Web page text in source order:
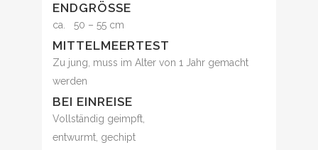
ENDGRÖSSE
ca. 50 – 55 cm
MITTELMEERTEST
Zu jung, muss im Alter von 1 Jahr gemacht
werden
BEI EINREISE
Vollständig geimpft,
entwurmt, gechipt